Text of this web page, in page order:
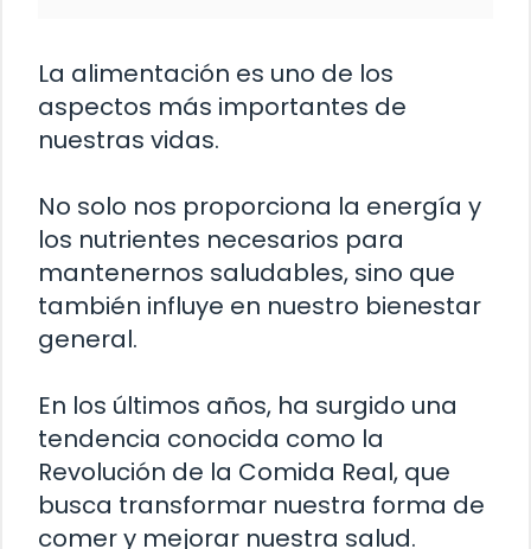
La alimentación es uno de los
aspectos más importantes de
nuestras vidas.
No solo nos proporciona la energía y
los nutrientes necesarios para
mantenernos saludables, sino que
también influye en nuestro bienestar
general.
En los últimos años, ha surgido una
tendencia conocida como la
Revolución de la Comida Real, que
busca transformar nuestra forma de
comer y mejorar nuestra salud.